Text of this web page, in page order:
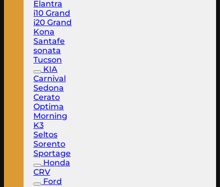
Elantra
i10 Grand
i20 Grand
Kona
Santafe
sonata
Tucson
KIA
Carnival
Sedona
Cerato
Optima
Morning
K3
Seltos
Sorento
Sportage
Honda
CRV
Ford